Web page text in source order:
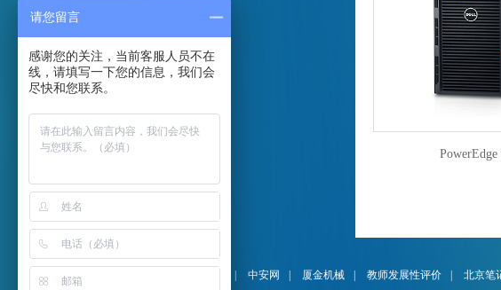
中安网 厦金机械 教师发展性评价 北京笔
请您留言
感谢您的关注，当前客服人员不在
线，请填写一下您的信息，我们会
尽快和您联系。